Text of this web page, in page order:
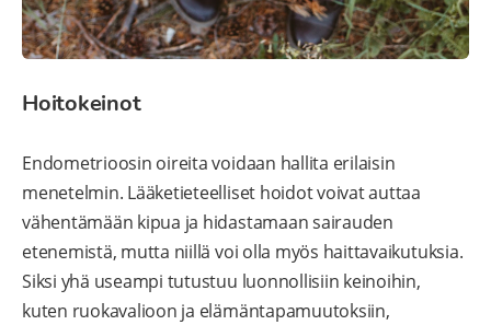
Hoitokeinot
Endometrioosin oireita voidaan hallita erilaisin
menetelmin. Lääketieteelliset hoidot voivat auttaa
vähentämään kipua ja hidastamaan sairauden
etenemistä, mutta niillä voi olla myös haittavaikutuksia.
Siksi yhä useampi tutustuu luonnollisiin keinoihin,
kuten ruokavalioon ja elämäntapamuutoksiin,